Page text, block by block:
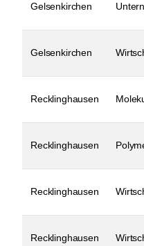
Gelsenkirchen
Gelsenkirchen
Recklinghausen
Recklinghausen
Recklinghausen
Recklinghausen